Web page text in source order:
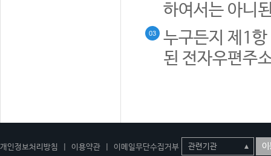
하여서는 아니
03
누구든지 제1
된 전자우편주
개인정보처리방침 이용약관 이메일무단수집거부 이